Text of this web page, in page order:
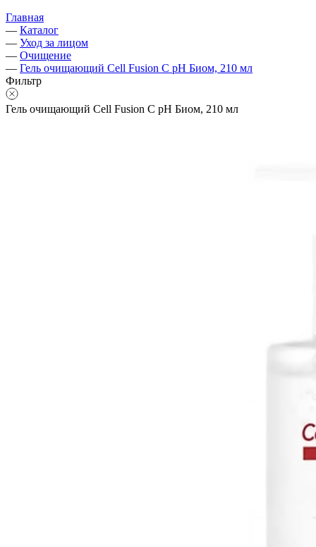
Главная
— Каталог
— Уход за лицом
— Очищение
— Гель очищающий Cell Fusion C pH Биом, 210 мл
Фильтр
Гель очищающий Cell Fusion C pH Биом, 210 мл